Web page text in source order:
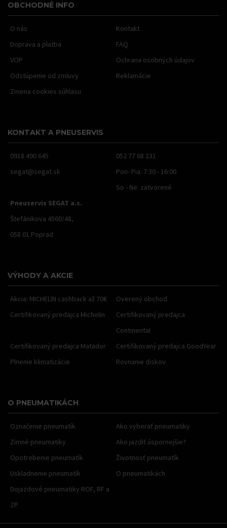
OBCHODNÉ INFO
O nás
Kontakt
Doprava a platba
FAQ
VOP
Ochrana osobných údajov
Odstúpenie od zmluvy
Reklamácie
Zmena cookies súhlasu
KONTAKT A PNEUSERVIS
0918 490 645
052 77 68 231
segat@segat.sk
Pon- Pia: 7:30 - 16:00
So - Ne: zatvorené
Pneuservis SEGAT a.s.
Štefánikova 4560/48,
058 01 Poprad
VÝHODY A AKCIE
Akcia: MICHELIN cashback až 70€
Overený obchod
Certifikovaný predajca Michelin
Certifikovaný predajca
Continental
Certifikovaný predajca Matador
Certifikovaný predajca GoodYear
Plnenie klimatizácie
Rovnanie diskov
O PNEUMATIKÁCH
Označenie pneumatík
Ako vyberať pneumatiky
Zimné pneumatiky
Ako jazdiť úspornejšie?
Opotrebenie pneumatík
Životnosť pneumatík
Uskladnenie pneumatík
O pneumatikách
Dojazdové pneumatiky ROF, RF a
ZP